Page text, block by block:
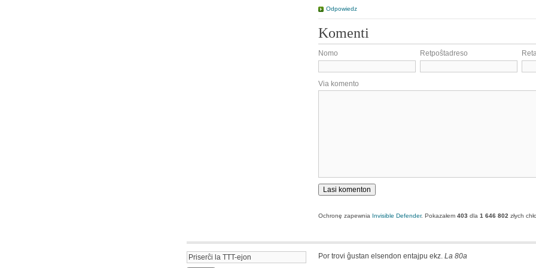
Odpowiedz
Komenti
Nomo Retpoŝtadreso
Via komento
Ochronę zapewnia Invisible Defender. Pokazałem 403 dla 1 646 802 złych
Por trovi ĝustan elsendon entajpu ekz. La 80a